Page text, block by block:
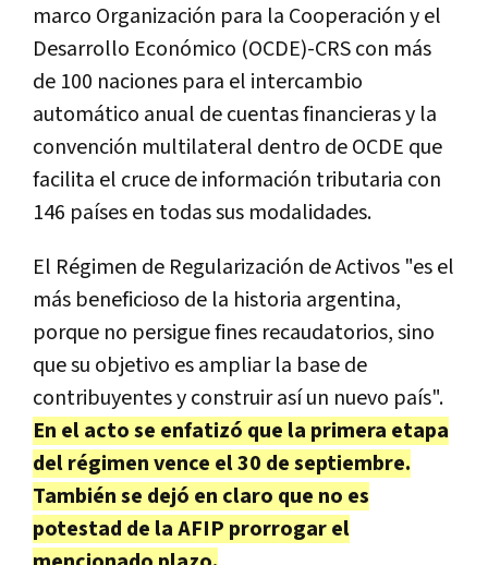
marco Organización para la Cooperación y el
Desarrollo Económico (OCDE)-CRS con más
de 100 naciones para el intercambio
automático anual de cuentas financieras y la
convención multilateral dentro de OCDE que
facilita el cruce de información tributaria con
146 países en todas sus modalidades.
El Régimen de Regularización de Activos "es el
más beneficioso de la historia argentina,
porque no persigue fines recaudatorios, sino
que su objetivo es ampliar la base de
contribuyentes y construir así un nuevo país".
En el acto se enfatizó que la primera etapa
del régimen vence el 30 de septiembre.
También se dejó en claro que no es
potestad de la AFIP prorrogar el